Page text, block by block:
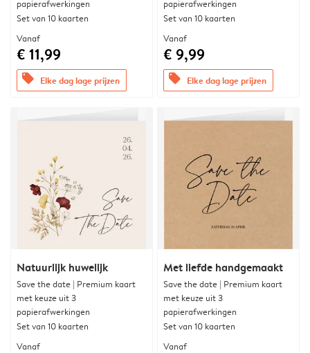
papierafwerkingen
Set van 10 kaarten
Vanaf
€ 11,99
offers Elke dag lage prijzen
papierafwerkingen
Set van 10 kaarten
Vanaf
€ 9,99
offers Elke dag lage prijzen
Natuurlijk huwelijk
Save the date | Premium kaart
met keuze uit 3
papierafwerkingen
Set van 10 kaarten
Vanaf
Met liefde handgemaakt
Save the date | Premium kaart
met keuze uit 3
papierafwerkingen
Set van 10 kaarten
Vanaf